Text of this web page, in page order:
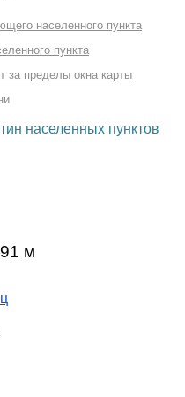
населенного пункта
пункта
за пределы окна карты
населенных пунктов
м